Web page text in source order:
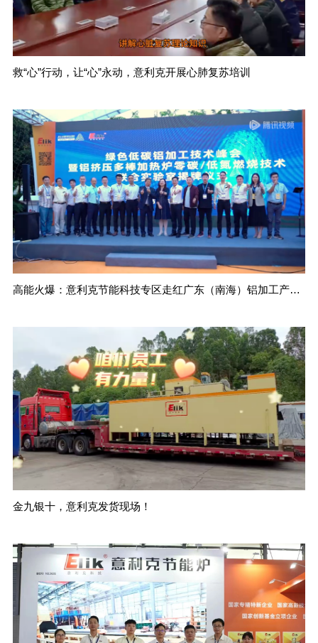
救“心”行动，让“心”永动，意利克开展心肺复苏培训
高能火爆：意利克节能科技专区走红广东（南海）铝加工产业技术大会
金九银十，意利克发货现场！